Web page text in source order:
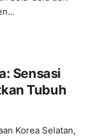
Sensasi
Tubuh
Korea Selatan,